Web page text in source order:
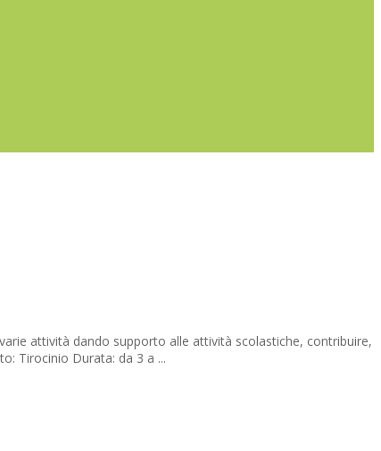
attività dando supporto alle attività scolastiche, contribuire,
Tirocinio Durata: da 3 a ...